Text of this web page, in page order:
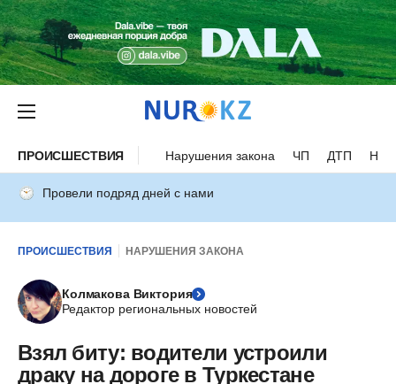
ПРОИСШЕСТВИЯ Нарушения закона ЧП ДТП
Провели подряд дней с нами
ПРОИСШЕСТВИЯ НАРУШЕНИЯ ЗАКОНА
Колмакова Виктория
Редактор региональных новостей
Взял биту: водители устроили
драку на дороге в Туркестане